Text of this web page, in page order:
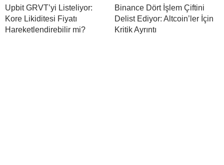
Upbit GRVT’yi Listeliyor:
Kore Likiditesi Fiyatı
Hareketlendirebilir mi?
Binance Dört İşlem Çiftini
Delist Ediyor: Altcoin’ler İçin
Kritik Ayrıntı